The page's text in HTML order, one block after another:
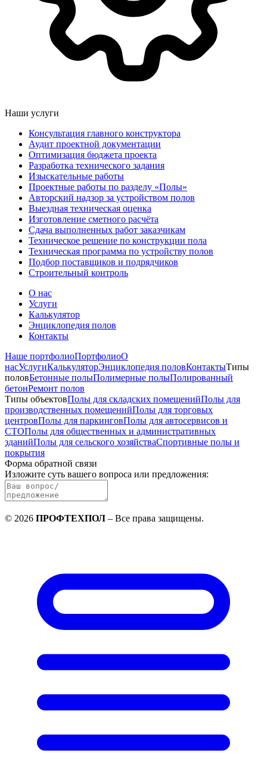
Наши услуги
Консультация главного конструктора
Аудит проектной документации
Оптимизация бюджета проекта
Разработка технического задания
Изыскательные работы
Проектные работы по разделу «Полы»
Авторский надзор за устройством полов
Выездная техническая оценка
Изготовление сметного расчёта
Сдача выполненных работ заказчикам
Техническое решение по конструкции пола
Техническая программа по устройству полов
Подбор поставщиков и подрядчиков
Строительный контроль
О нас
Услуги
Калькулятор
Энциклопедия полов
Контакты
Наше портфолиоПортфолиоО
насУслугиКалькуляторЭнциклопедия половКонтактыТипы
половБетонные полыПолимерные полыПолированный
бетонРемонт полов
Типы объектовПолы для складских помещенийПолы для
производственных помещенийПолы для торговых
центровПолы для паркинговПолы для автосервисов и
СТОПолы для общественных и административных
зданийПолы для сельского хозяйстваСпортивные полы и
покрытия
Форма обратной связи
Изложите суть вашего вопроса или предложения:
© 2026 ПРОФТЕХПОЛ – Все права защищены.